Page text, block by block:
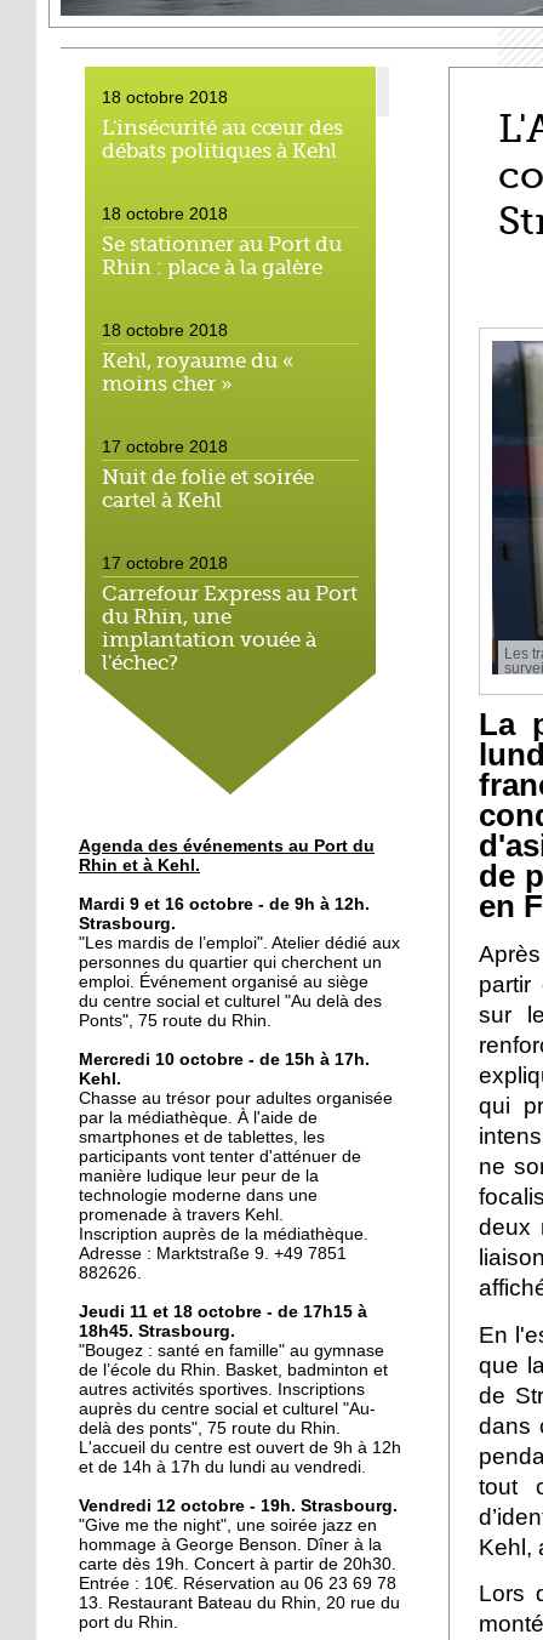
18 octobre 2018
L'insécurité au cœur des
débats politiques à Kehl
18 octobre 2018
Se stationner au Port du
Rhin : place à la galère
18 octobre 2018
Kehl, royaume du «
moins cher »
17 octobre 2018
Nuit de folie et soirée
cartel à Kehl
17 octobre 2018
Carrefour Express au Port
du Rhin, une
implantation vouée à
l'échec?
17 octobre 2018
Le bateau-école met le
cap sur l'emploi
Le Port du Rhin, terre de
12 octobre 2018
Du lien social au petit-
déjeuner
11 octobre 2018
La ligne D sur les rails
20 octobre 2017
Le Port-du-Rhin, paradis
perdu du graffiti
strasbourgeois ?
19 octobre 2017
Mixité en construction
19 octobre 2017
Y a-t-il un interprète
dans la salle?
17 octobre 2017
Accès cyclables : le Port-
du-Rhin mouline encore
Agenda des événements au Port du
Rhin et à Kehl.
Mardi 9 et 16 octobre - de 9h à 12h.
Strasbourg.
"Les mardis de l’emploi". Atelier dédié aux
personnes du quartier qui cherchent un
emploi. Événement organisé au siège
du centre social et culturel "Au delà des
Ponts", 75 route du Rhin.
Mercredi 10 octobre - de 15h à 17h.
Kehl.
Chasse au trésor pour adultes organisée
par la médiathèque. À l'aide de
smartphones et de tablettes, les
participants vont tenter d'atténuer de
manière ludique leur peur de la
technologie moderne dans une
promenade à travers Kehl.
Inscription auprès de la médiathèque.
Adresse : Marktstraße 9. +49 7851
882626.
Jeudi 11 et 18 octobre - de 17h15 à
18h45. Strasbourg.
"Bougez : santé en famille" au gymnase
de l’école du Rhin. Basket, badminton et
autres activités sportives. Inscriptions
auprès du centre social et culturel "Au-
delà des ponts", 75 route du Rhin.
L'accueil du centre est ouvert de 9h à 12h
et de 14h à 17h du lundi au vendredi.
Vendredi 12 octobre - 19h. Strasbourg.
"Give me the night", une soirée jazz en
hommage à George Benson. Dîner à la
carte dès 19h. Concert à partir de 20h30.
Entrée : 10€. Réservation au 06 23 69 78
13. Restaurant Bateau du Rhin, 20 rue du
port du Rhin.
Les
La
de
en
partir
sur
qui
ne
deux
En
que
de
dans
tout
Kehl,
Lors